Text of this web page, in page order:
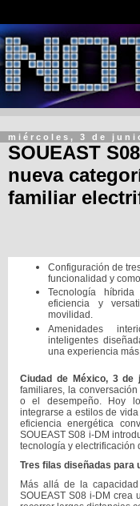
miércoles, 3 de
SOUEAST
nueva
familiar
Configuración de
funcionalidad y
Tecnología
eficiencia y
movilidad.
Amenidades
inteligentes
una experiencia
Ciudad de México, 3 de
familiares, la
o el desempeño. Hoy
integrarse a estilos de
eficiencia energética
SOUEAST S08 i-DM
tecnología y electrificación
Tres filas diseñadas para
Más allá de la
SOUEAST S08 i-DM crea